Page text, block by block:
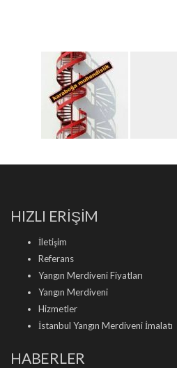
HIZLI ERİŞİM
İletişim
Referans
Yangın Merdiveni Fiyatları
Yangın Merdiveni
Hizmetler
İstanbul Yangın Merdiveni İmalatı
HABERLER